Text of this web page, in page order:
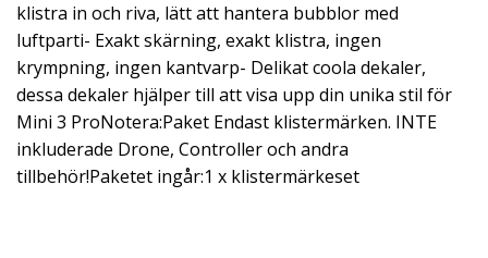
klistra in och riva, lätt att hantera bubblor med
luftparti- Exakt skärning, exakt klistra, ingen
krympning, ingen kantvarp- Delikat coola dekaler,
dessa dekaler hjälper till att visa upp din unika stil för
Mini 3 ProNotera:Paket Endast klistermärken. INTE
inkluderade Drone, Controller och andra
tillbehör!Paketet ingår:1 x klistermärkeset